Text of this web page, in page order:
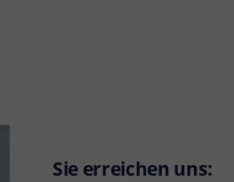
Sie erreichen uns: